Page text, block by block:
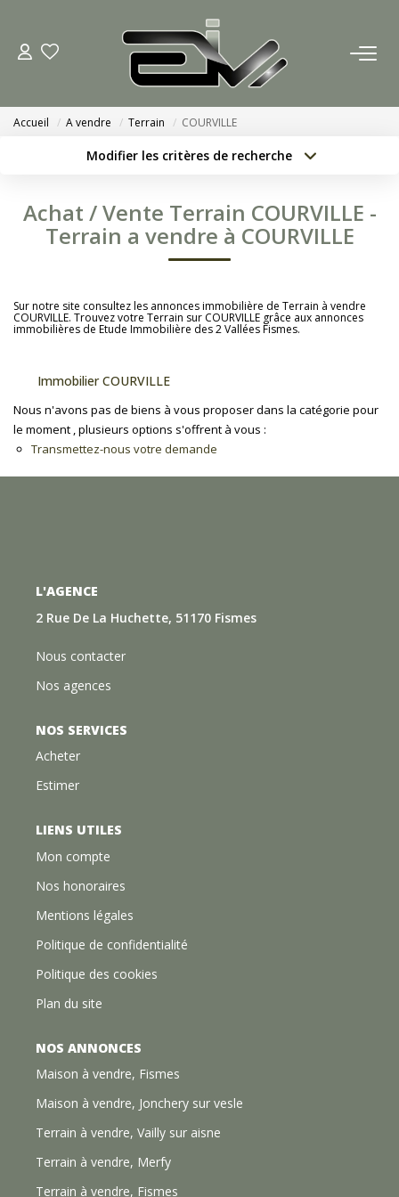
ACCUEIL
Nos Actualités
ESTIMATION
CONTACT
Accueil A vendre Terrain COURVILLE
Modifier les critères de recherche
Surface min Budget max
Achat / Vente Terrain COURVILLE -
Terrain a vendre à COURVILLE
Sur notre site consultez les annonces immobilière de Terrain à vendre
COURVILLE. Trouvez votre Terrain sur COURVILLE grâce aux annonces
immobilières de Etude Immobilière des 2 Vallées Fismes.
Immobilier COURVILLE
Nous n'avons pas de biens à vous proposer dans la catégorie pour
le moment , plusieurs options s'offrent à vous :
Transmettez-nous votre demande
L'AGENCE
2 Rue De La Huchette, 51170 Fismes
Nous contacter
Nos agences
NOS SERVICES
Acheter
Estimer
LIENS UTILES
Mon compte
Nos honoraires
Mentions légales
Politique de confidentialité
Politique des cookies
Plan du site
NOS ANNONCES
Maison à vendre, Fismes
Maison à vendre, Jonchery sur vesle
Terrain à vendre, Vailly sur aisne
Terrain à vendre, Merfy
Terrain à vendre, Fismes